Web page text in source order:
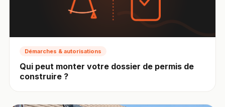
Démarches & autorisations
Qui peut monter votre dossier de permis de
construire ?